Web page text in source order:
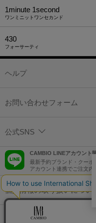
1minute​ 1second
ワンミニットワンセカンド
430
フォーサーティ
ヘルプ
お問い合わせフォーム
公式SNS
CAMBIO LINEアカウント
最新予約ブランド・クーポ
アカウント連携でご注文
個人情報の取り扱いについて
特定商取引法に基づく表示